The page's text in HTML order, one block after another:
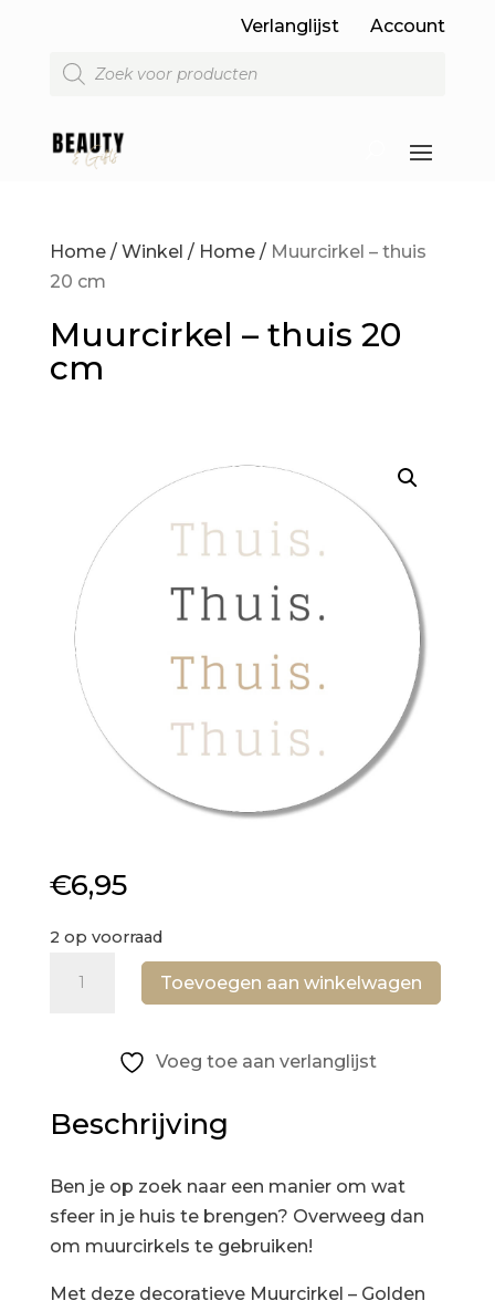
Verlanglijst
Account
Producten
zoeken
Home/ Winkel / Home/ Muurcirkel – thuis
20 cm
Muurcirkel – thuis 20
cm
€6,95
2 op voorraad
Muurcirkel
aantal
Toevoegen aan winkelwagen
Voeg toe aan verlanglijst
Beschrijving
Ben je op zoek naar een manier om wat
sfeer in je huis te brengen? Overweeg dan
om muurcirkels te gebruiken!
Met deze decoratieve Muurcirkel – Golden